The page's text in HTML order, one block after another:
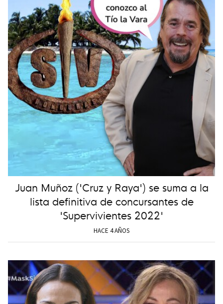
Juan Muñoz ('Cruz y Raya') se suma a la
lista definitiva de concursantes de
'Supervivientes 2022'
HACE 4 AÑOS